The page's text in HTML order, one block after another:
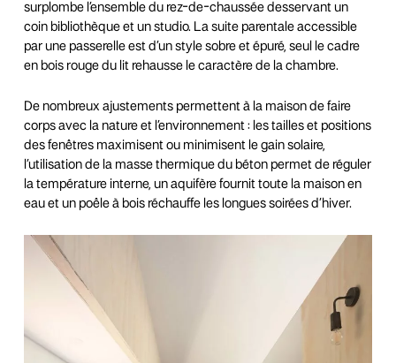
surplombe l’ensemble du rez-de-chaussée desservant un
coin bibliothèque et un studio. La suite parentale accessible
par une passerelle est d’un style sobre et épuré, seul le cadre
en bois rouge du lit rehausse le caractère de la chambre.
De nombreux ajustements permettent à la maison de faire
corps avec la nature et l’environnement : les tailles et positions
des fenêtres maximisent ou minimisent le gain solaire,
l’utilisation de la masse thermique du béton permet de réguler
la température interne, un aquifère fournit toute la maison en
eau et un poêle à bois réchauffe les longues soirées d’hiver.